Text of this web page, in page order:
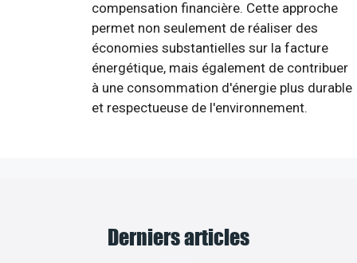
compensation financière. Cette approche
permet non seulement de réaliser des
économies substantielles sur la facture
énergétique, mais également de contribuer
à une consommation d'énergie plus durable
et respectueuse de l'environnement.
Derniers articles